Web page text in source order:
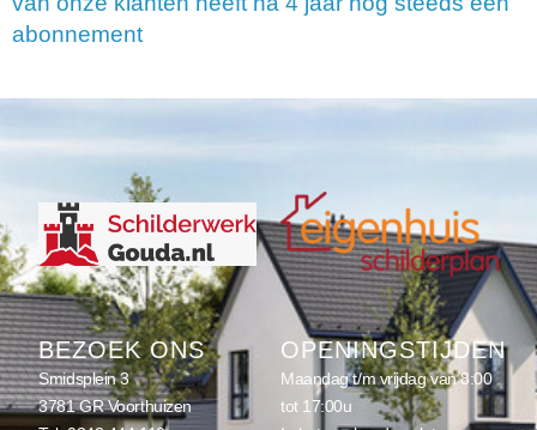
abonnement
BEZOEK ONS
Smidsplein 3
3781 GR Voorthuizen
OPENINGSTIJDEN
Maandag t/m vrijdag van 8:00
tot 17:00u